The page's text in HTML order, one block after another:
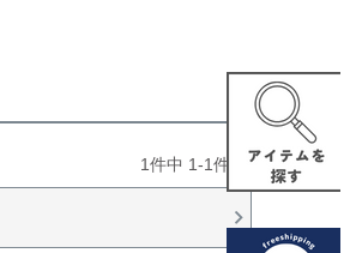
1件中 1-1件表示